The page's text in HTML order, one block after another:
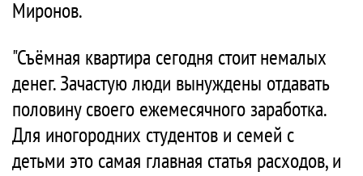
Миронов.
"Съёмная квартира сегодня стоит немалых
денег. Зачастую люди вынуждены отдавать
половину своего ежемесячного заработка.
Для иногородних студентов и семей с
детьми это самая главная статья расходов, и